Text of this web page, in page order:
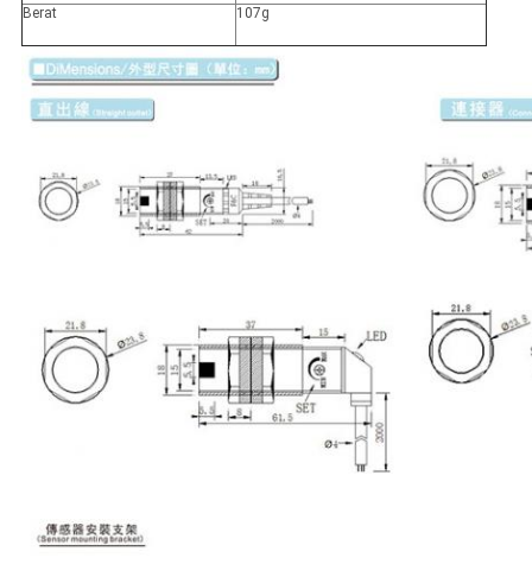
Berat 107g